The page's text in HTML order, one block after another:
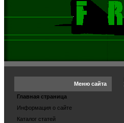
Меню сайта
Главная страница
Информация о сайте
Каталог статей